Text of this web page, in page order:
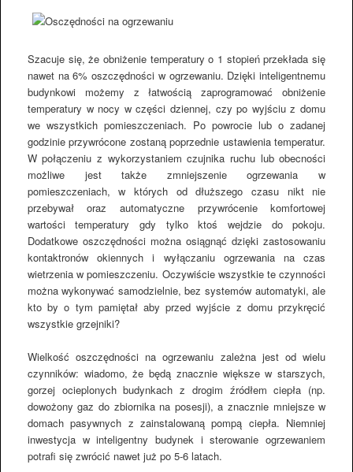
Szacuje się, że obniżenie temperatury o 1 stopień przekłada się
nawet na 6% oszczędności w ogrzewaniu. Dzięki inteligentnemu
budynkowi możemy z łatwością zaprogramować obniżenie
temperatury w nocy w części dziennej, czy po wyjściu z domu
we wszystkich pomieszczeniach. Po powrocie lub o zadanej
godzinie przywrócone zostaną poprzednie ustawienia temperatur.
W połączeniu z wykorzystaniem czujnika ruchu lub obecności
możliwe jest także zmniejszenie ogrzewania w
pomieszczeniach, w których od dłuższego czasu nikt nie
przebywał oraz automatyczne przywrócenie komfortowej
wartości temperatury gdy tylko ktoś wejdzie do pokoju.
Dodatkowe oszczędności można osiągnąć dzięki zastosowaniu
kontaktronów okiennych i wyłączaniu ogrzewania na czas
wietrzenia w pomieszczeniu. Oczywiście wszystkie te czynności
można wykonywać samodzielnie, bez systemów automatyki, ale
kto by o tym pamiętał aby przed wyjście z domu przykręcić
wszystkie grzejniki?
Wielkość oszczędności na ogrzewaniu zależna jest od wielu
czynników: wiadomo, że będą znacznie większe w starszych,
gorzej ocieplonych budynkach z drogim źródłem ciepła (np.
dowożony gaz do zbiornika na posesji), a znacznie mniejsze w
domach pasywnych z zainstalowaną pompą ciepła. Niemniej
inwestycja w inteligentny budynek i sterowanie ogrzewaniem
potrafi się zwrócić nawet już po 5-6 latach.